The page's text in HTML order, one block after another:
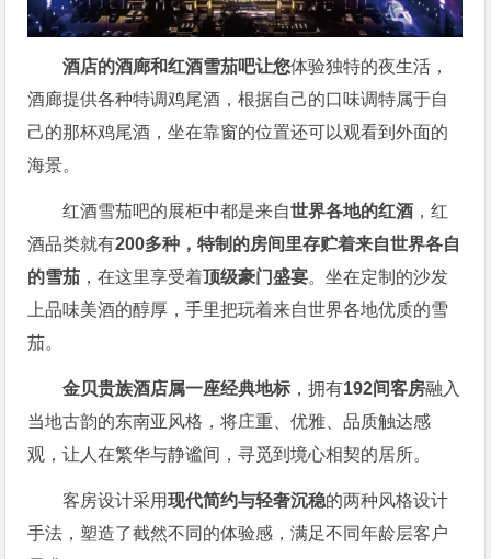
酒店的酒廊和红酒雪茄吧让您体验独特的夜生活，
酒廊提供各种特调鸡尾酒，根据自己的口味调特属于自
己的那杯鸡尾酒，坐在靠窗的位置还可以观看到外面的
海景。
红酒雪茄吧的展柜中都是来自世界各地的红酒 ，红
酒品类就有200多种 ，特制的房间里存贮着来自世界各自
的雪茄 ，在这里享受着顶级豪门盛宴。坐在定制的沙发
上品味美酒的醇厚，手里把玩着来自世界各地优质的雪
茄。
金贝贵族酒店属一座经典地标 ，拥有192间客房融入
当地古韵的东南亚风格，将庄重、优雅、品质触达感
观，让人在繁华与静谧间，寻觅到境心相契的居所。
客房设计采用现代简约与轻奢沉稳的两种风格设计
手法，塑造了截然不同的体验感，满足不同年龄层客户